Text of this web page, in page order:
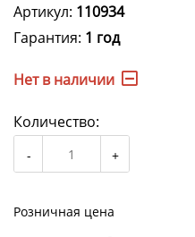
Артикул: 110934
Гарантия: 1 год
Нет в наличии
Количество:
Розничная цена